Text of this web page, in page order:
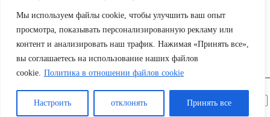
Мы используем файлы cookie, чтобы улучшить ваш опыт
просмотра, показывать персонализированную рекламу или
контент и анализировать наш трафик. Нажимая «Принять все»,
вы соглашаетесь на использование наших файлов
cookie. Политика в отношении файлов cookie
Настроить отклонять Принять все
Партнеры
Контакты
Авторизоваться